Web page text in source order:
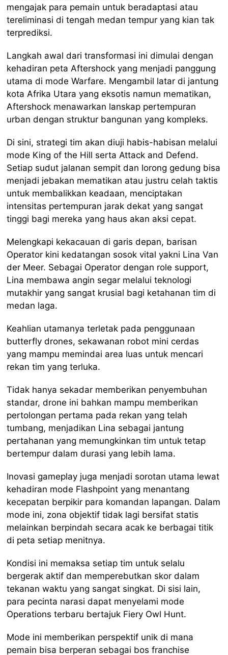
mengajak para pemain untuk beradaptasi atau
tereliminasi di tengah medan tempur yang kian tak
terprediksi.
Langkah awal dari transformasi ini dimulai dengan
kehadiran peta Aftershock yang menjadi panggung
utama di mode Warfare. Mengambil latar di jantung
kota Afrika Utara yang eksotis namun mematikan,
Aftershock menawarkan lanskap pertempuran
urban dengan struktur bangunan yang kompleks.
Di sini, strategi tim akan diuji habis-habisan melalui
mode King of the Hill serta Attack and Defend.
Setiap sudut jalanan sempit dan lorong gedung bisa
menjadi jebakan mematikan atau justru celah taktis
untuk membalikkan keadaan, menciptakan
intensitas pertempuran jarak dekat yang sangat
tinggi bagi mereka yang haus akan aksi cepat.
Melengkapi kekacauan di garis depan, barisan
Operator kini kedatangan sosok vital yakni Lina Van
der Meer. Sebagai Operator dengan role support,
Lina membawa angin segar melalui teknologi
mutakhir yang sangat krusial bagi ketahanan tim di
medan laga.
Keahlian utamanya terletak pada penggunaan
butterfly drones, sekawanan robot mini cerdas
yang mampu memindai area luas untuk mencari
rekan tim yang terluka.
Tidak hanya sekadar memberikan penyembuhan
standar, drone ini bahkan mampu memberikan
pertolongan pertama pada rekan yang telah
tumbang, menjadikan Lina sebagai jantung
pertahanan yang memungkinkan tim untuk tetap
bertempur dalam durasi yang lebih lama.
Inovasi gameplay juga menjadi sorotan utama lewat
kehadiran mode Flashpoint yang menantang
kecepatan berpikir para komandan lapangan. Dalam
mode ini, zona objektif tidak lagi bersifat statis
melainkan berpindah secara acak ke berbagai titik
di peta setiap menitnya.
Kondisi ini memaksa setiap tim untuk selalu
bergerak aktif dan memperebutkan skor dalam
tekanan waktu yang sangat singkat. Di sisi lain,
para pecinta narasi dapat menyelami mode
Operations terbaru bertajuk Fiery Owl Hunt.
Mode ini memberikan perspektif unik di mana
pemain bisa berperan sebagai bos franchise